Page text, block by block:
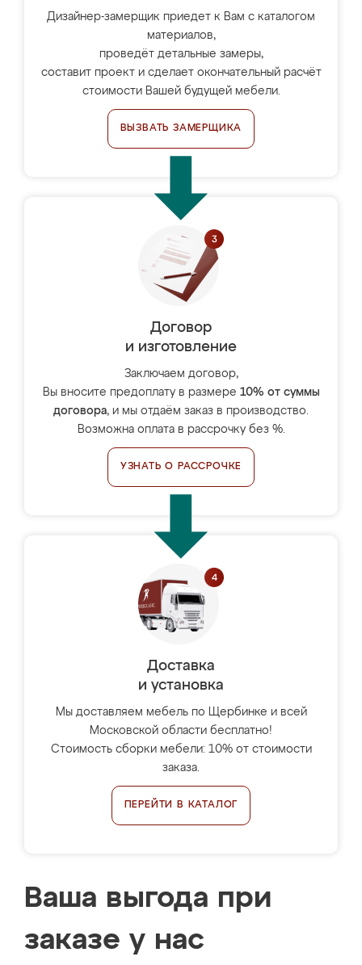
Дизайнер-замерщик приедет к Вам с каталогом
материалов,
проведёт детальные замеры,
составит проект и сделает окончательный расчёт
стоимости Вашей будущей мебели.
ВЫЗВАТЬ ЗАМЕРЩИКА
Договор
и изготовление
Заключаем договор,
Вы вносите предоплату в размере 10% от суммы
договора, и мы отдаём заказ в производство.
Возможна оплата в рассрочку без %.
УЗНАТЬ О РАССРОЧКЕ
Доставка
и установка
Мы доставляем мебель по Щербинке и всей
Московской области бесплатно!
Стоимость сборки мебели: 10% от стоимости
заказа.
ПЕРЕЙТИ В КАТАЛОГ
Ваша выгода при
заказе у нас